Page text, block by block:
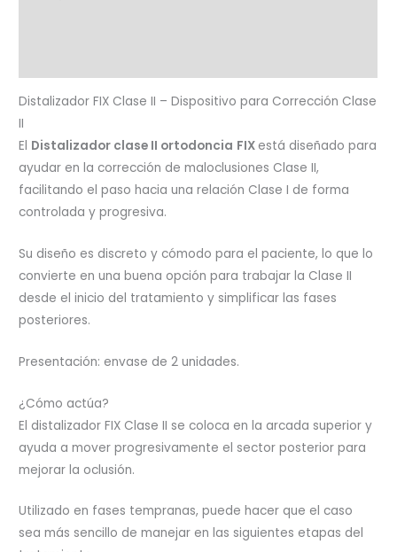
Distalizador FIX Clase II – Dispositivo para Corrección Clase
II
El Distalizador clase II ortodoncia FIX está diseñado para
ayudar en la corrección de maloclusiones Clase II,
facilitando el paso hacia una relación Clase I de forma
controlada y progresiva.
Su diseño es discreto y cómodo para el paciente, lo que lo
convierte en una buena opción para trabajar la Clase II
desde el inicio del tratamiento y simplificar las fases
posteriores.
Presentación: envase de 2 unidades.
¿Cómo actúa?
El distalizador FIX Clase II se coloca en la arcada superior y
ayuda a mover progresivamente el sector posterior para
mejorar la oclusión.
Utilizado en fases tempranas, puede hacer que el caso
sea más sencillo de manejar en las siguientes etapas del